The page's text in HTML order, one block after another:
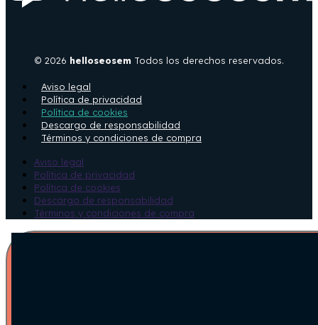
© 2026 helloseosem Todos los derechos reservados.
Aviso legal
Política de privacidad
Política de cookies
Descargo de responsabilidad
Términos y condiciones de compra
Aviso legal
Política de privacidad
Política de cookies
Descargo de responsabilidad
Términos y condiciones de compra